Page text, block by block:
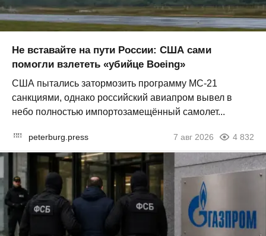
Не вставайте на пути России: США сами
помогли взлететь «убийце Boeing»
США пытались затормозить программу МС-21
санкциями, однако российский авиапром вывел в
небо полностью импортозамещённый самолет...
peterburg.press 7 авг 2026 4 832